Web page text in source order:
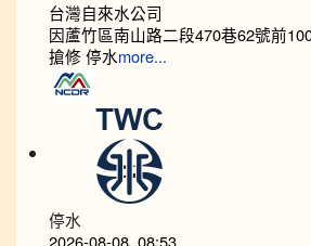
台灣自來水公司
因蘆竹區南山路二段470巷62號前
搶修 停水more...
停水
2026-08-08, 08:53